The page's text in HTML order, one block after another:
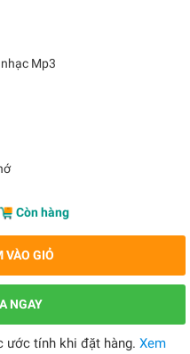
Mp3
Còn hàng
VÀO GIỎ
NGAY
ước tính khi đặt hàng. Xem